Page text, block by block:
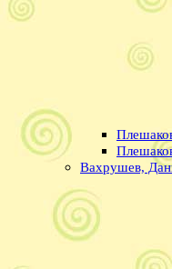
Вахрушев,